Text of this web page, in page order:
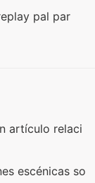
pal par
artículo relaci
escénicas so